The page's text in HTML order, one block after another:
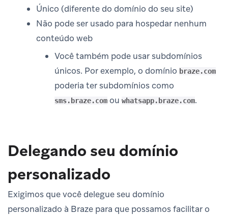
Único (diferente do domínio do seu site)
Não pode ser usado para hospedar nenhum
conteúdo web
Você também pode usar subdomínios
únicos. Por exemplo, o domínio braze.com
poderia ter subdomínios como
sms.braze.com ou whatsapp.braze.com.
Delegando seu domínio
personalizado
Exigimos que você delegue seu domínio
personalizado à Braze para que possamos facilitar o